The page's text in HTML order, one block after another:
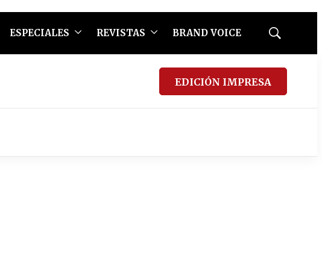
ESPECIALES REVISTAS BRAND VOICE
Mostrar
EDICIÓN IMPRESA